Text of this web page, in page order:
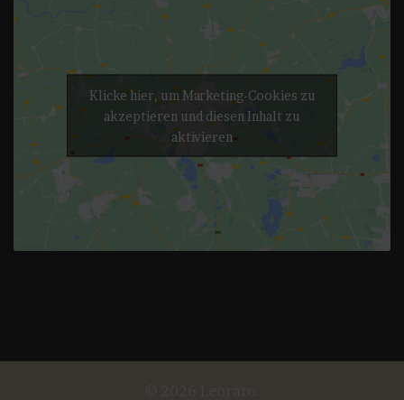
Klicke hier, um Marketing-Cookies zu
akzeptieren und diesen Inhalt zu
aktivieren